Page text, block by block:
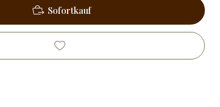
Sofortkauf